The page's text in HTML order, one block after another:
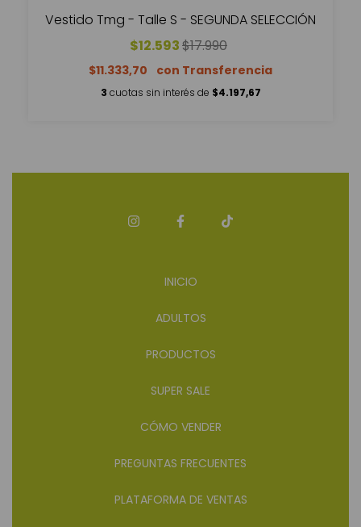
Vestido Tmg - Talle S - SEGUNDA SELECCIÓN
$12.593$17.990
$11.333,70
3 cuotas sin interés de $4.197,67
INICIO
ADULTOS
PRODUCTOS
SUPER SALE
CÓMO VENDER
PREGUNTAS FRECUENTES
PLATAFORMA DE VENTAS